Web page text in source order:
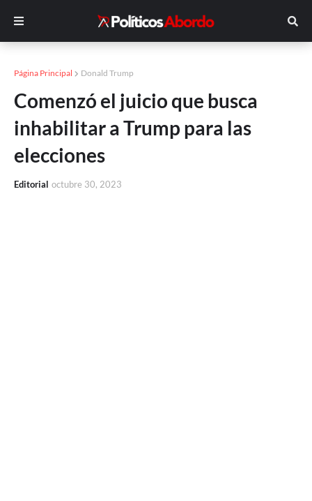
Página Principal Donald Trump
Comenzó el juicio que busca
inhabilitar a Trump para las
elecciones
Editorial octubre 30, 2023